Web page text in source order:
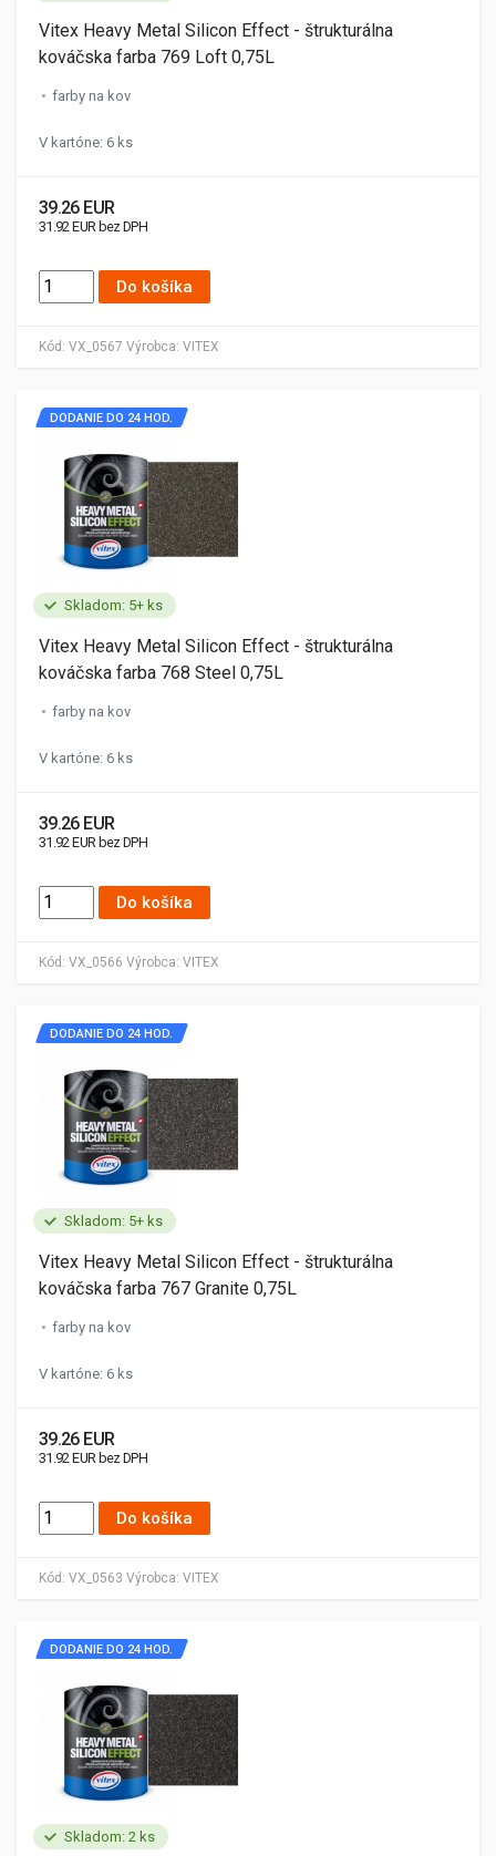
Kód: VX_0567 Výrobca: VITEX
Vitex Heavy Metal Silicon Effect - štrukturálna
kováčska farba 769 Loft 0,75L
farby na kov
V kartóne: 6 ks
39.26 EUR
31.92 EUR bez DPH
Do košíka
Skladom: 5+ ks
Kód: VX_0566 Výrobca: VITEX
DODANIE DO 24 HOD.
Vitex Heavy Metal Silicon Effect - štrukturálna
kováčska farba 768 Steel 0,75L
farby na kov
V kartóne: 6 ks
39.26 EUR
31.92 EUR bez DPH
Do košíka
Skladom: 5+ ks
Kód: VX_0563 Výrobca: VITEX
DODANIE DO 24 HOD.
Vitex Heavy Metal Silicon Effect - štrukturálna
kováčska farba 767 Granite 0,75L
farby na kov
V kartóne: 6 ks
39.26 EUR
31.92 EUR bez DPH
Do košíka
Skladom: 2 ks
DODANIE DO 24 HOD.